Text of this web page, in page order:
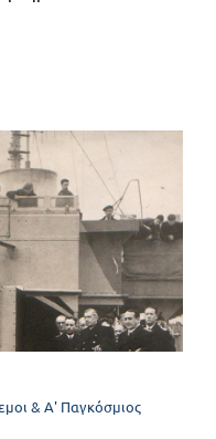
–
1915-1917
& Α' Παγκόσμιος